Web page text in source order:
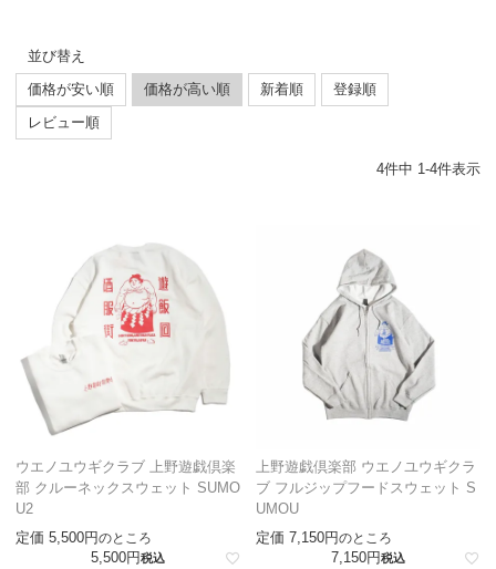
並び替え
価格が安い順
価格が高い順 新着順
登録順
レビュー順
4件中 1-4件表示
ウエノユウギクラブ 上野遊戯倶楽
部 クルーネックスウェット SUMO
U2
定価 5,500 のところ
5,500 税込
上野遊戯倶楽部 ウエノユウギクラ
ブ フルジップフードスウェット S
UMOU
定価 7,150 のところ
7,150 税込